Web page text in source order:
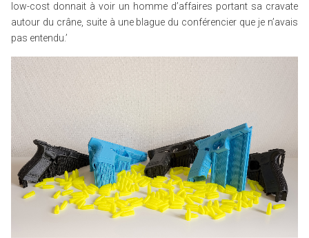
low-cost donnait à voir un homme d’affaires portant sa cravate
autour du crâne, suite à une blague du conférencier que je n’avais
pas entendu.’